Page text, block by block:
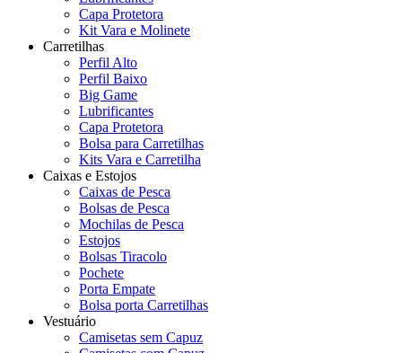
Capa Protetora
Kit Vara e Molinete
Carretilhas
Perfil Alto
Perfil Baixo
Big Game
Lubrificantes
Capa Protetora
Bolsa para Carretilhas
Kits Vara e Carretilha
Caixas e Estojos
Caixas de Pesca
Bolsas de Pesca
Mochilas de Pesca
Estojos
Bolsas Tiracolo
Pochete
Porta Empate
Bolsa porta Carretilhas
Vestuário
Camisetas sem Capuz